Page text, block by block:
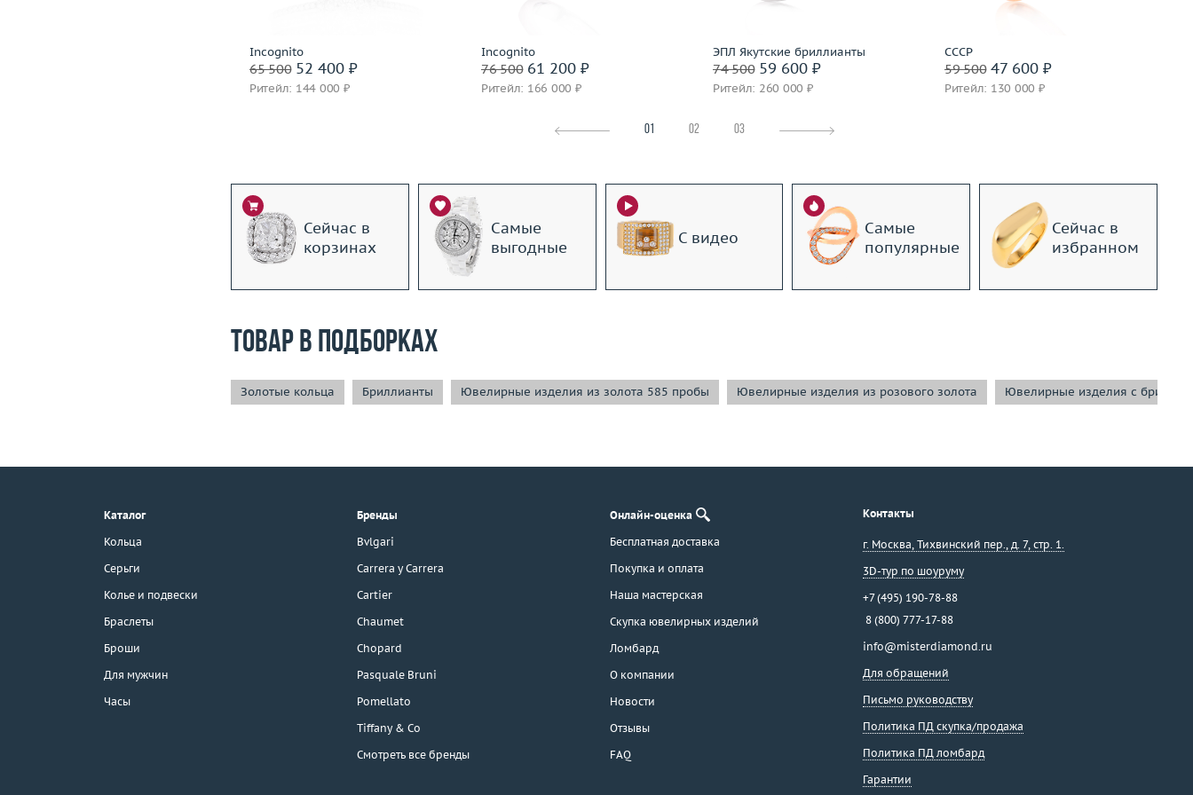
г. Москва, Тихвинский пер., д. 7,
3D-тур по шоуруму
Incognito
65 50052 400 ₽
Ритейл: 144 000 ₽
Incognito
76 50061 200 ₽
Ритейл: 166 000 ₽
ЭПЛ Якутские бриллианты
74 50059 600 ₽
Ритейл: 260 000 ₽
СССР
59 50047 600 ₽
Ритейл: 130 000 ₽
01 02 03
Сейчас в
корзинах
Самые
выгодные
С видео
Самые
популярные
Сейчас в
избранном
Товар в подборках
Золотые кольца Бриллианты Ювелирные изделия из золота 585 пробы Ювелирные изделия из розового золота Ювелирные изделия с
Каталог
Кольца
Серьги
Колье и подвески
Браслеты
Броши
Для мужчин
Часы
Бренды
Bvlgari
Carrera y Carrera
Cartier
Chaumet
Chopard
Pasquale Bruni
Pomellato
Tiffany & Co
Смотреть все бренды
Онлайн-оценка
Бесплатная доставка
Покупка и оплата
Наша мастерская
Скупка ювелирных изделий
Ломбард
О компании
Новости
Отзывы
FAQ
Контакты
г. Москва, Тихвинский пер., д. 7, стр. 1.
3D-тур по шоуруму
+7 (495) 190-78-88
8 (800) 777-17-88
info@misterdiamond.ru
Для обращений
Письмо руководству
Политика ПД скупка/продажа
Политика ПД ломбард
Гарантии